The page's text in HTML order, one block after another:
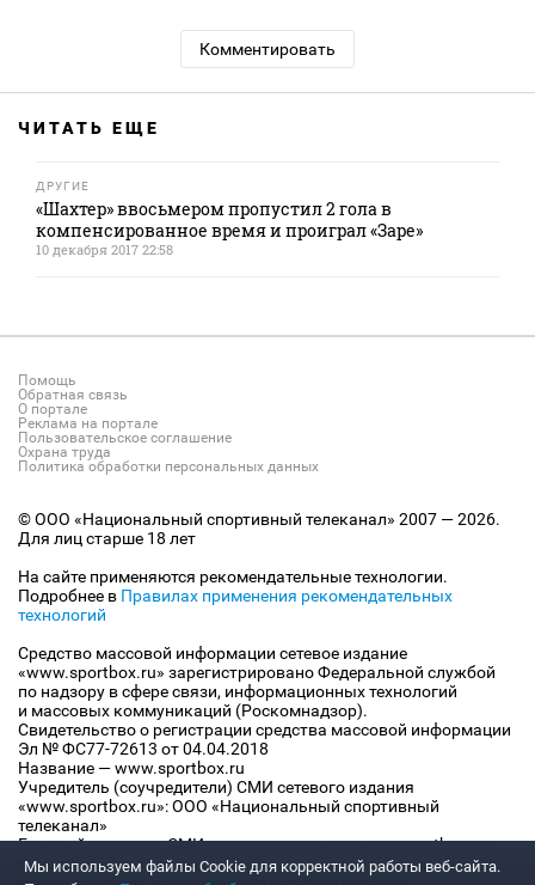
Комментировать
ЧИТАТЬ ЕЩЕ
ДРУГИЕ
«Шахтер» ввосьмером пропустил 2 гола в
компенсированное время и проиграл «Заре»
10 декабря 2017 22:58
Помощь
Обратная связь
О портале
Реклама на портале
Пользовательское соглашение
Охрана труда
Политика обработки персональных данных
© ООО «Национальный спортивный телеканал» 2007 — 2026.
Для лиц старше 18 лет
На сайте применяются рекомендательные технологии.
Подробнее в Правилах применения рекомендательных
технологий
Средство массовой информации сетевое издание
«www.sportbox.ru» зарегистрировано Федеральной службой
по надзору в сфере связи, информационных технологий
и массовых коммуникаций (Роскомнадзор).
Свидетельство о регистрации средства массовой информации
Эл № ФС77-72613 от 04.04.2018
Название — www.sportbox.ru
Учредитель (соучредители) СМИ сетевого издания
«www.sportbox.ru»: ООО «Национальный спортивный
телеканал»
Главный редактор СМИ сетевого издания «www.sportbox.ru»:
Конов В.А.
Мы используем файлы Сookie для корректной работы веб-сайта.